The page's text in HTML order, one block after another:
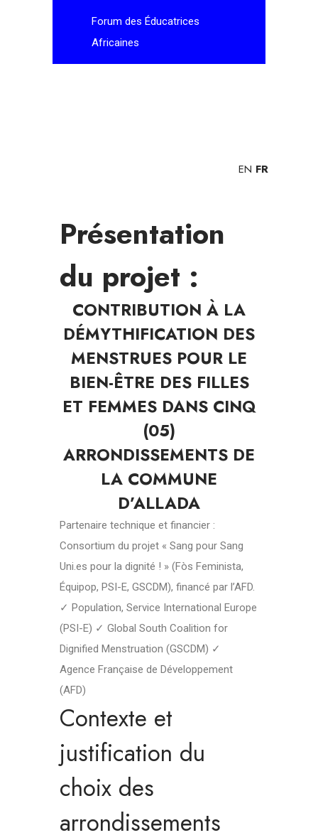
Forum des Éducatrices
Africaines
EN FR
Présentation
du projet :
CONTRIBUTION À LA
DÉMYTHIFICATION DES
MENSTRUES POUR LE
BIEN-ÊTRE DES FILLES
ET FEMMES DANS CINQ
(05)
ARRONDISSEMENTS DE
LA COMMUNE
D’ALLADA
Partenaire technique et financier :
Consortium du projet « Sang pour Sang
Uni.es pour la dignité ! » (Fòs Feminista,
Équipop, PSI-E, GSCDM), financé par l’AFD.
✓ Population, Service International Europe
(PSI-E) ✓ Global South Coalition for
Dignified Menstruation (GSCDM) ✓
Agence Française de Développement
(AFD)
Contexte et
justification du
choix des
arrondissements